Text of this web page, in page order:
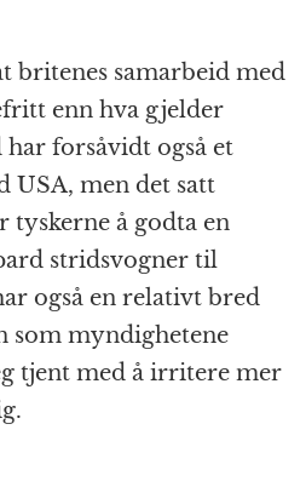
britenes samarbeid med
enn hva gjelder
forsåvidt også et
USA, men det satt
tyskerne å godta en
stridsvogner til
også en relativt bred
som myndighetene
tjent med å irritere mer